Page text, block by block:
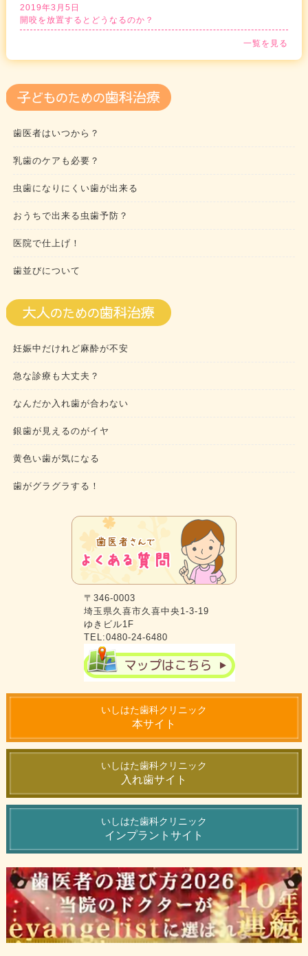
2019年3月5日
開咬を放置するとどうなるのか？
一覧を見る
歯医者はいつから？
乳歯のケアも必要？
虫歯になりにくい歯が出来る
おうちで出来る虫歯予防？
医院で仕上げ！
歯並びについて
妊娠中だけれど麻酔が不安
急な診療も大丈夫？
なんだか入れ歯が合わない
銀歯が見えるのがイヤ
黄色い歯が気になる
歯がグラグラする！
〒346-0003
埼玉県久喜市久喜中央1-3-19
ゆきビル1F
TEL:0480-24-6480
いしはた歯科クリニック
本サイト
いしはた歯科クリニック
入れ歯サイト
いしはた歯科クリニック
インプラントサイト